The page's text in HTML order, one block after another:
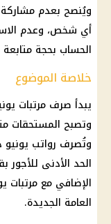
ويُنصح بعدم مشاركة
أي شخص، وعدم
الحساب بحجة
خلاصة الموضوع
يبدأ صرف مرتبات يونيو
وتصبح المستحقات
وتُصرف رواتب يونيو
الحد الأدنى للأجور بقيمة
الإضافي معمرتبات
العامة الجديدة.